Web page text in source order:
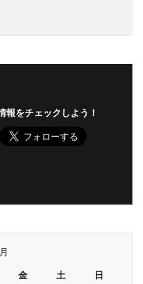
報をチェックしよう！
金 土 日